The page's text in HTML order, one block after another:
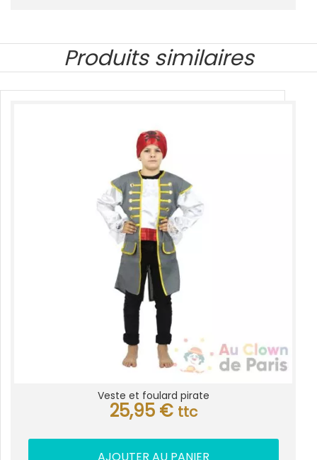
Produits similaires
Veste et foulard pirate
25,95 € ttc
AJOUTER AU PANIER